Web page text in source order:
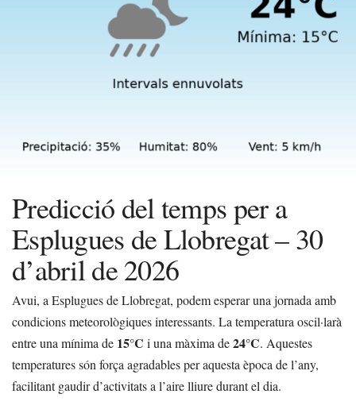
Predicció del temps per a
Esplugues de Llobregat – 30
d’abril de 2026
Avui, a Esplugues de Llobregat, podem esperar una jornada amb
condicions meteorològiques interessants. La temperatura oscil·larà
entre una mínima de 15°C i una màxima de24°C. Aquestes
temperatures són força agradables per aquesta època de l’any,
facilitant gaudir d’activitats a l’aire lliure durant el dia.